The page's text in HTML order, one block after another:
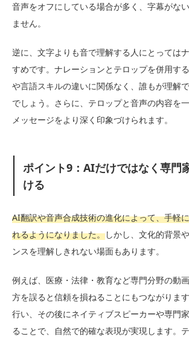
音声をオフにしている場合が多く、字幕がな
ません。
逆に、文字よりも音で理解する人にとっては
すめです。ナレーションとテロップを併用す
や言語スキルの違いに関係なく、誰もが理解
でしょう。さらに、テロップと音声の内容を一
メッセージをより深く印象づけられます。
ポイント9：AIだけではなく専門
ける
AI翻訳や音声合成技術の進化によって、手軽
れるようになりました。しかし、文化的背景
ンスを理解しきれない場面もあります。
例えば、医療・法律・教育など専門分野の動
方を誤ると信頼を損ねることにもつながりま
行い、その後にネイティブスピーカーや専門
ることで、自然で的確な表現が実現します。